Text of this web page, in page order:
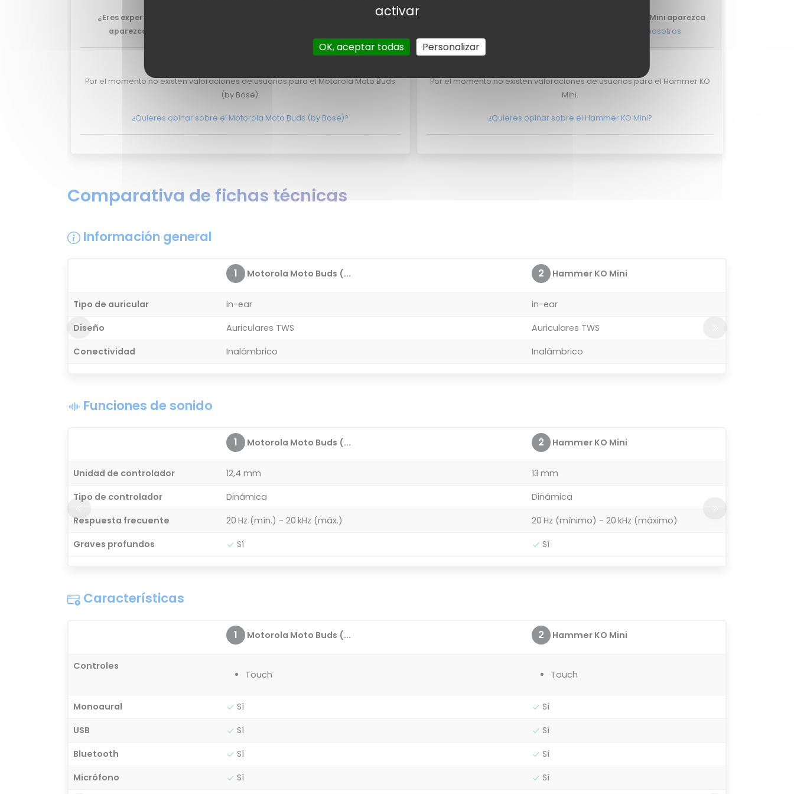
¿Eres experto y quieres que tu review del Motorola Moto Buds (by Bose)
aparezca aquí?
Por el momento no existen valoraciones de usuarios para el Motorola Moto Buds
(by Bose).
¿Quieres opinar sobre el Motorola Moto Buds (by Bose)?
¿Eres experto y quieres que tu review del Hammer KO Mini aparezca
contacto con nosotros
Por el momento no existen valoraciones de usuarios para el Hammer KO
Mini.
¿Quieres opinar sobre el Hammer KO Mini?
Comparativa de fichas técnicas
Información general
1 Motorola Moto Buds (... 2 Hammer KO Mini
Tipo de auricular in-ear
in-ear
Diseño
Auriculares TWS
Auriculares TWS
Conectividad
Inalámbrico Inalámbrico
Funciones de sonido
1 Motorola Moto Buds (... 2 Hammer KO Mini
Unidad de controlador 12,4 mm
13 mm
Tipo de controlador
Dinámica
Dinámica
Respuesta frecuente
20 Hz (mín.) - 20 kHz (máx.)
20 Hz (mínimo) - 20 kHz (máximo)
Graves profundos
Sí Sí
Características
1 Motorola Moto Buds (... 2 Hammer KO Mini
Controles
Touch Touch
Monoaural Sí
Sí
USB
Sí
Sí
Bluetooth
Sí
Sí
Micrófono
Sí Sí
activar
OK, aceptar todas Personalizar